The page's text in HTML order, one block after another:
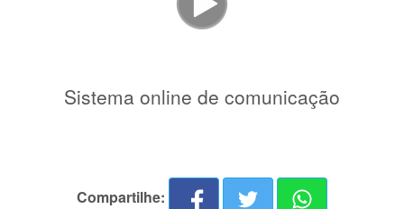
Sistema online de comunicação
Compartilhe: